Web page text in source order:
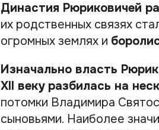
Династия Рюриковичей
их родственных связях
огромных землях и
Изначально власть
XII веку разбилась на
потомки Владимира
сыновьями. Наиболее